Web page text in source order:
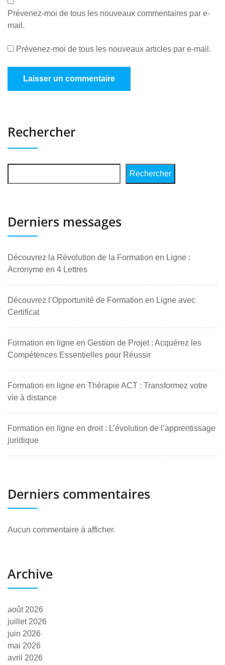
Prévenez-moi de tous les nouveaux commentaires par e-
mail.
Prévenez-moi de tous les nouveaux articles par e-mail.
Rechercher
Rechercher
Derniers messages
Découvrez la Révolution de la Formation en Ligne :
Acronyme en 4 Lettres
Découvrez l’Opportunité de Formation en Ligne avec
Certificat
Formation en ligne en Gestion de Projet : Acquérez les
Compétences Essentielles pour Réussir
Formation en ligne en Thérapie ACT : Transformez votre
vie à distance
Formation en ligne en droit : L’évolution de l’apprentissage
juridique
Derniers commentaires
Aucun commentaire à afficher.
Archive
août 2026
juillet 2026
juin 2026
mai 2026
avril 2026